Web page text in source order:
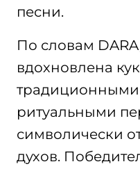
песни.
По словам
вдохновлена
ритуальными
символически
духов.